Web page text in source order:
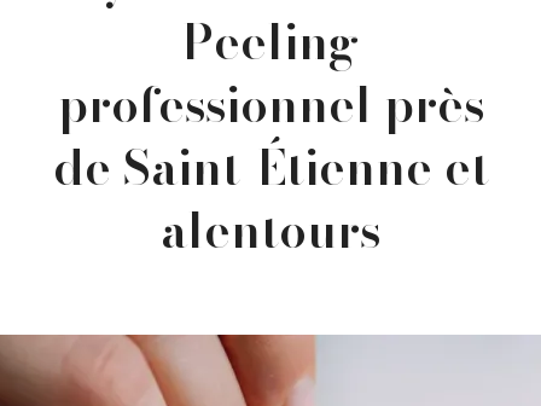
Peeling
professionnel près
de Saint-Étienne et
alentours